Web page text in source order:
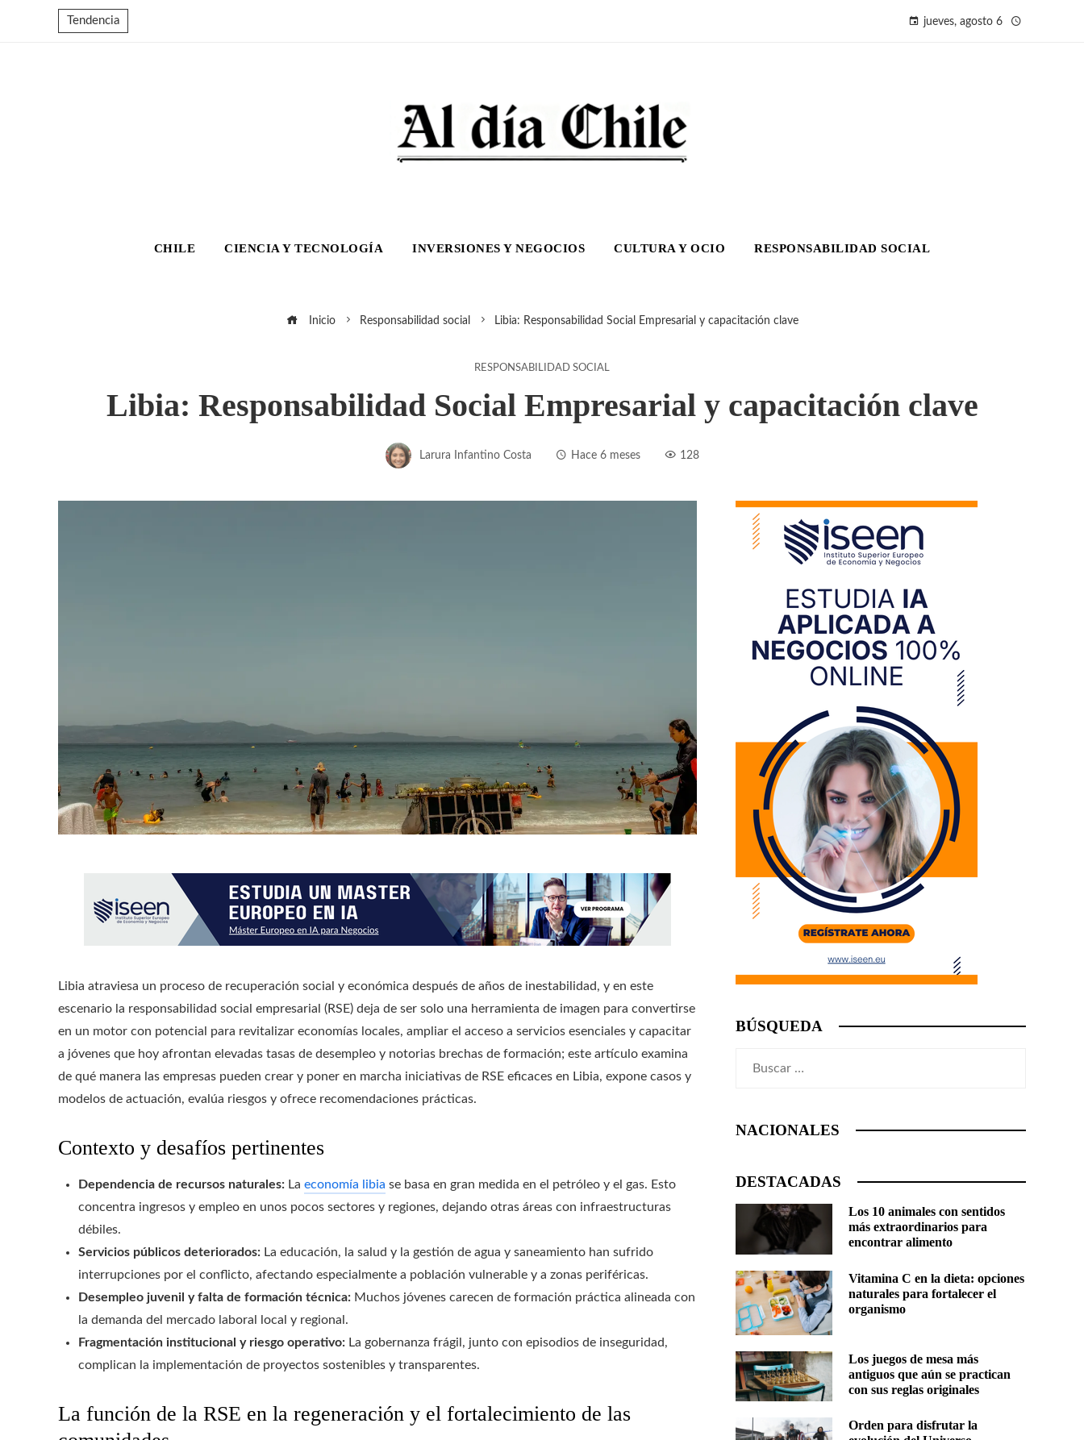
Tendencia jueves, agosto 6
CHILE CIENCIA Y TECNOLOGÍA INVERSIONES Y NEGOCIOS CULTURA Y OCIO RESPONSABILIDAD SOCIAL
Inicio Responsabilidad social Libia: Responsabilidad Social Empresarial y capacitación clave
RESPONSABILIDAD SOCIAL
Libia: Responsabilidad Social Empresarial y capacitación clave
Larura Infantino Costa Hace 6 meses 128
Libia atraviesa un proceso de recuperación social y económica después de años de inestabilidad, y en este
escenario la responsabilidad social empresarial (RSE) deja de ser solo una herramienta de imagen para convertirse
en un motor con potencial para revitalizar economías locales, ampliar el acceso a servicios esenciales y capacitar
a jóvenes que hoy afrontan elevadas tasas de desempleo y notorias brechas de formación; este artículo examina
de qué manera las empresas pueden crear y poner en marcha iniciativas de RSE eficaces en Libia, expone casos y
modelos de actuación, evalúa riesgos y ofrece recomendaciones prácticas.
Contexto y desafíos pertinentes
Dependencia de recursos naturales: La economía libia se basa en gran medida en el petróleo y el gas. Esto
concentra ingresos y empleo en unos pocos sectores y regiones, dejando otras áreas con infraestructuras
débiles.
Servicios públicos deteriorados: La educación, la salud y la gestión de agua y saneamiento han sufrido
interrupciones por el conflicto, afectando especialmente a población vulnerable y a zonas periféricas.
Desempleo juvenil y falta de formación técnica: Muchos jóvenes carecen de formación práctica alineada con
la demanda del mercado laboral local y regional.
Fragmentación institucional y riesgo operativo: La gobernanza frágil, junto con episodios de inseguridad,
complican la implementación de proyectos sostenibles y transparentes.
La función de la RSE en la regeneración y el fortalecimiento de las
BÚSQUEDA
NACIONALES
DESTACADAS
Los 10 animales con sentidos
más extraordinarios para
encontrar alimento
Vitamina C en la dieta: opciones
naturales para fortalecer el
organismo
Los juegos de mesa más
antiguos que aún se practican
con sus reglas originales
Orden para disfrutar la